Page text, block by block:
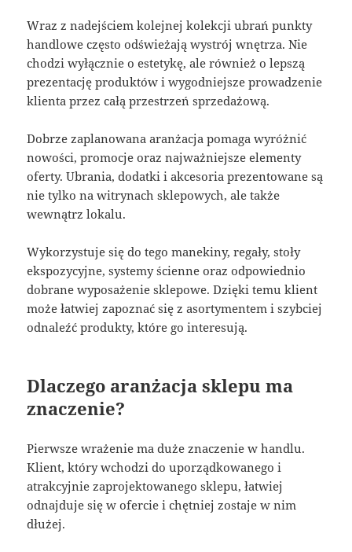
Wraz z nadejściem kolejnej kolekcji ubrań punkty
handlowe często odświeżają wystrój wnętrza. Nie
chodzi wyłącznie o estetykę, ale również o lepszą
prezentację produktów i wygodniejsze prowadzenie
klienta przez całą przestrzeń sprzedażową.
Dobrze zaplanowana aranżacja pomaga wyróżnić
nowości, promocje oraz najważniejsze elementy
oferty. Ubrania, dodatki i akcesoria prezentowane są
nie tylko na witrynach sklepowych, ale także
wewnątrz lokalu.
Wykorzystuje się do tego manekiny, regały, stoły
ekspozycyjne, systemy ścienne oraz odpowiednio
dobrane wyposażenie sklepowe. Dzięki temu klient
może łatwiej zapoznać się z asortymentem i szybciej
odnaleźć produkty, które go interesują.
Dlaczego aranżacja sklepu ma
znaczenie?
Pierwsze wrażenie ma duże znaczenie w handlu.
Klient, który wchodzi do uporządkowanego i
atrakcyjnie zaprojektowanego sklepu, łatwiej
odnajduje się w ofercie i chętniej zostaje w nim
dłużej.